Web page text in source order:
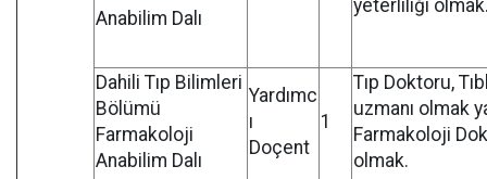
Anabilim Dalı
yeterliliği
Dahili Tıp Bilimleri
Bölümü
Farmakoloji
Anabilim Dalı
Yardımc
ı
Doçent
1
Tıp Doktoru,
uzmanı olmak
Farmakoloji
olmak.